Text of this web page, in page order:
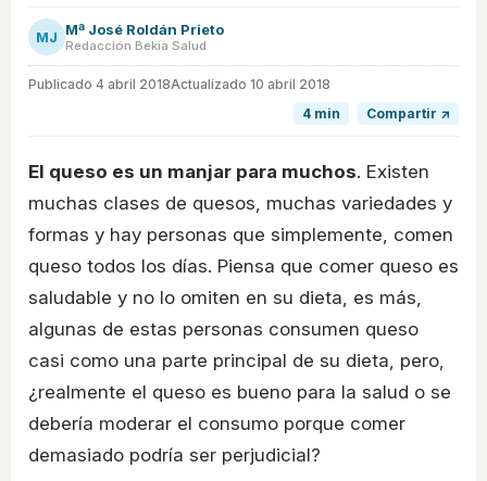
MJ Mª José Roldán Prieto
Redacción Bekia Salud
Publicado 4 abril 2018Actualizado 10 abril 2018
4 min
Compartir ↗
El queso es un manjar para muchos. Existen
muchas clases de quesos, muchas variedades y
formas y hay personas que simplemente, comen
queso todos los días. Piensa que comer queso es
saludable y no lo omiten en su dieta, es más,
algunas de estas personas consumen queso
casi como una parte principal de su dieta, pero,
¿realmente el queso es bueno para la salud o se
debería moderar el consumo porque comer
demasiado podría ser perjudicial?